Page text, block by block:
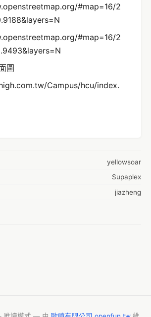
#map=16/2
#map=16/2
圖
Campus/hcu/index.
yellowsoar
Supaplex
jiazheng